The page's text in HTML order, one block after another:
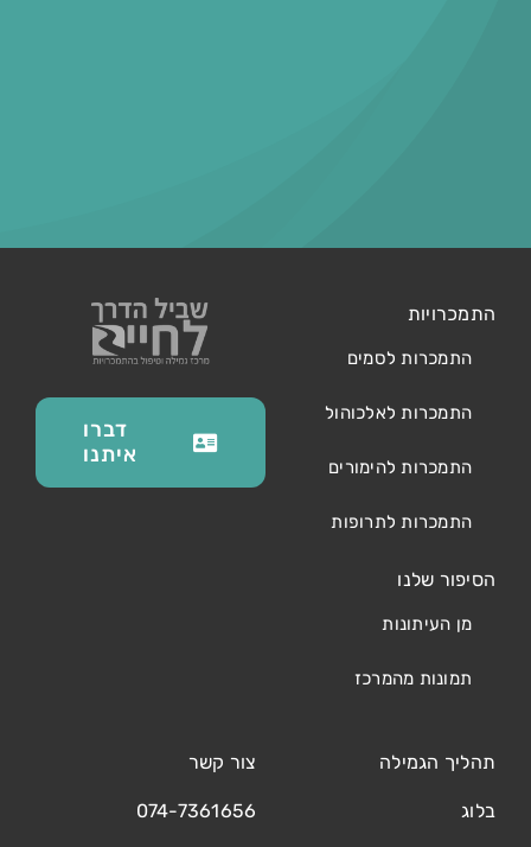
התמכרויות
התמכרות לסמים
התמכרות לאלכוהול
התמכרות להימורים
התמכרות לתרופות
הסיפור שלנו
מן העיתונות
תמונות מהמרכז
תהליך הגמילה
בלוג
צור קשר
074-7361656
דברו
איתנו